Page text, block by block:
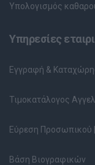
Υπολογισμός
Υπηρεσίες
Εγγραφή &
Τιμοκατάλογος
Εύρεση Προσωπικού
Βάση Βιογραφικών